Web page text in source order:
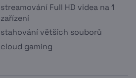
streamování Full HD videa na 1
zařízení
stahování větších souborů
cloud gaming